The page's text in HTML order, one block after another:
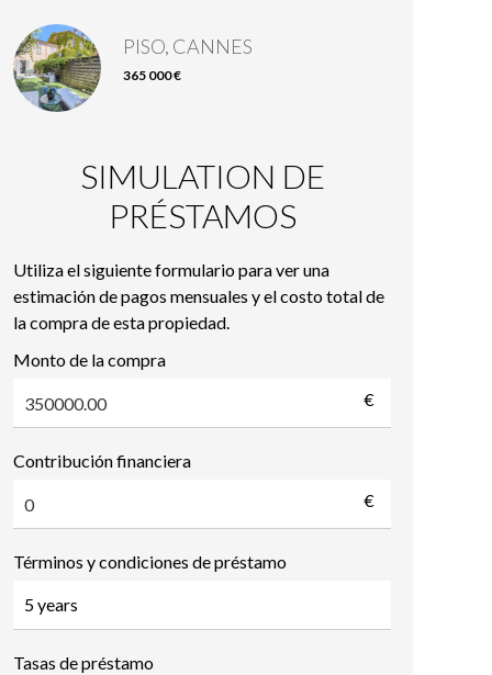
PISO, CANNES
365 000 €
SIMULATION DE
PRÉSTAMOS
Utiliza el siguiente formulario para ver una
estimación de pagos mensuales y el costo total de
la compra de esta propiedad.
Monto de la compra
€
Contribución financiera
€
Términos y condiciones de préstamo
Tasas de préstamo